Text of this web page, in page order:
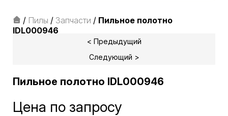
/ Пилы / Запчасти / Пильное полотно
IDL000946
< Предыдущий
Следующий >
Пильное полотно IDL000946
Цена по запросу